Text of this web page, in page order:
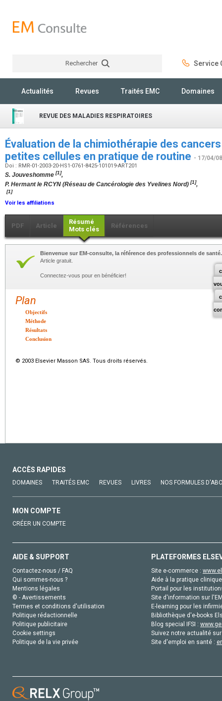
Rechercher Service
Actualités Revues Traités EMC Domaines
REVUE DES MALADIES RESPIRATOIRES
Évaluation de la chimiothérapie des
petites cellules en pratique de routine - 17/04/08
Doi : RMR-01-2003-20-HS1-0761-8425-101019-ART201
S. Jouveshomme [1],
P. Hermant le RCYN (Réseau de Cancérologie des Yvelines Nord) [1],
[1]
Voir les affiliations
PDF Article
Résumé
Mots clés
Références
Bienvenue sur EM-consulte, la référence des professionnels de santé.
Article gratuit.
Connectez-vous pour en bénéficier!
Plan
Objectifs
Méthode
Résultats
Conclusion
© 2003 Elsevier Masson SAS. Tous droits réservés.
ACCÈS RAPIDES
DOMAINES TRAITÉS EMC REVUES LIVRES NOS FORMULES
MON COMPTE
CRÉER UN COMPTE
AIDE & SUPPORT
Contactez-nous / FAQ
Qui sommes-nous ?
Mentions légales
© - Avertissements
Termes et conditions d'utilisation
Politique rédactionnelle
Politique publicitaire
Cookie settings
Politique de la vie privée
PLATEFORMES
Site e-commerce :
Aide à la pratique
Portail pour les
Site d'information sur
E-learning pour les
Bibliothèque d'e-books
Blog special IFSI :
Suivez notre actualité
Site d'emploi en santé :